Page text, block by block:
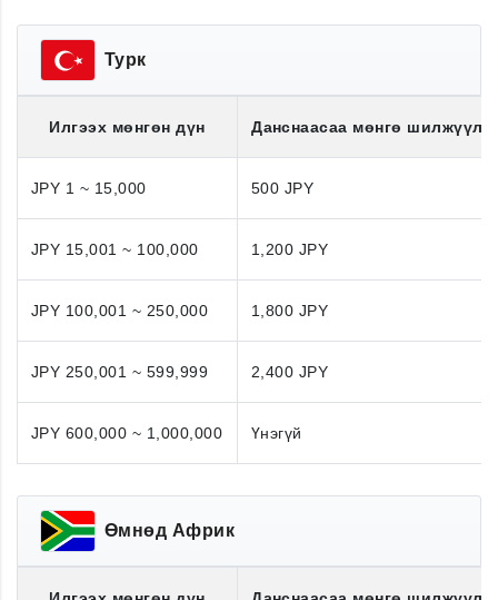
Турк
Илгээх мөнгөн дүн Данснаасаа мөнгө
JPY 1 ~ 15,000 500 JPY
JPY 15,001 ~ 100,000 1,200 JPY
JPY 100,001 ~ 250,000 1,800 JPY
JPY 250,001 ~ 599,999 2,400 JPY
JPY 600,000 ~ 1,000,000 Үнэгүй
Өмнөд Африк